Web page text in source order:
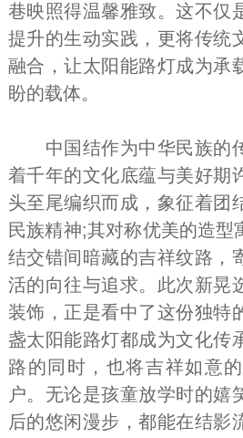
巷映照得温馨雅致。这不仅
提升的生动实践，更将传统
融合，让太阳能路灯成为承
盼的载体。
中国结作为中华民族的
着千年的文化底蕴与美好期
头至尾编织而成，象征着团
民族精神;其对称优美的造型
结交错间暗藏的吉祥纹路，
活的向往与追求。此次新晃
装饰，正是看中了这份独特
盏太阳能路灯都成为文化传
路的同时，也将吉祥如意
户。无论是孩童放学时的嬉
后的悠闲漫步，都能在结影